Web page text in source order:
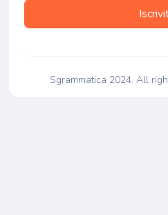
Sgrammatica 2024. All